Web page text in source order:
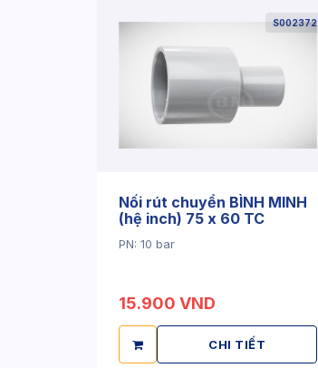
S002372
Nối rút chuyển BÌNH MINH
(hệ inch) 75 x 60 TC
PN: 10 bar
15.900 VND
CHI TIẾT